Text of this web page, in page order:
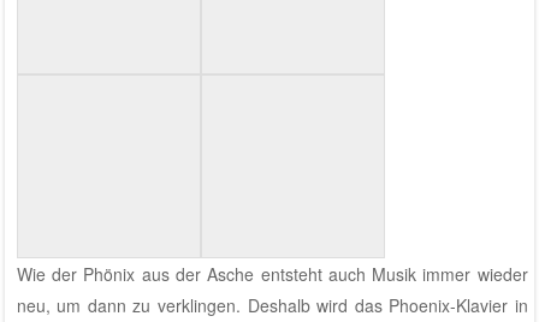
Wie der Phönix aus der Asche entsteht auch Musik immer wieder
neu, um dann zu verklingen. Deshalb wird das Phoenix-Klavier in